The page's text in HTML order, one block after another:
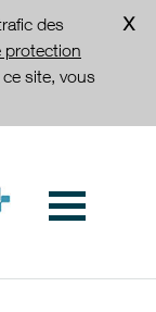
des
protection
site, vous